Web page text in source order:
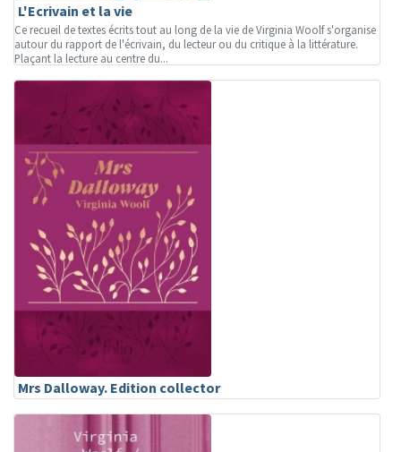
L'Ecrivain et la vie
Ce recueil de textes écrits tout au long de la vie de Virginia Woolf s'organise
autour du rapport de l'écrivain, du lecteur ou du critique à la littérature.
Plaçant la lecture au centre du...
Mrs Dalloway. Edition collector